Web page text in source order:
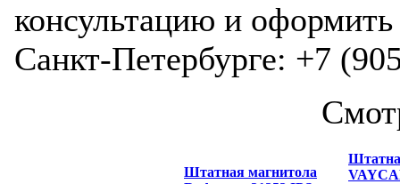
консультацию и
Санкт-Петербурге: +7
Штатная магнитола